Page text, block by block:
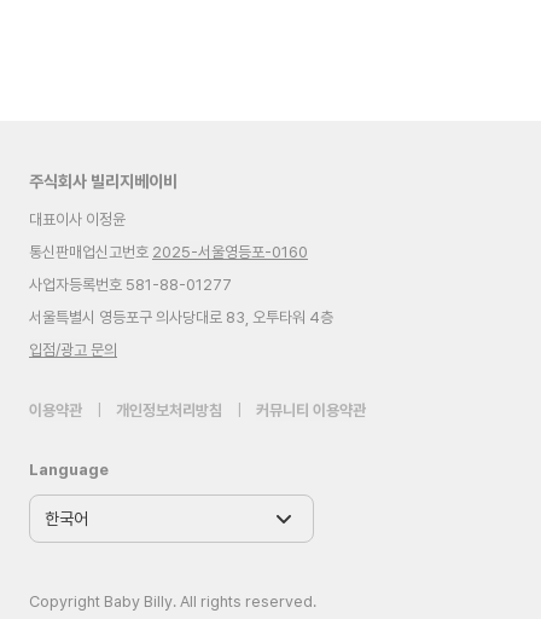
주식회사 빌리지베이비
대표이사 이정윤
통신판매업신고번호 2025-서울영등포-0160
사업자등록번호 581-88-01277
서울특별시 영등포구 의사당대로 83, 오투타워 4층
입점/광고 문의
이용약관 개인정보처리방침 커뮤니티 이용약관
Language
Copyright Baby Billy. All rights reserved.